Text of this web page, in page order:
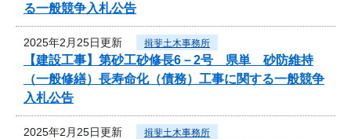
る一般競争入札公告
2025年2月25日更新 揖斐土木事務所
【建設工事】第砂工砂修長6－2号 県単 砂防維持
（一般修繕）長寿命化（債務）工事に関する一般競争
入札公告
2025年2月25日更新 揖斐土木事務所